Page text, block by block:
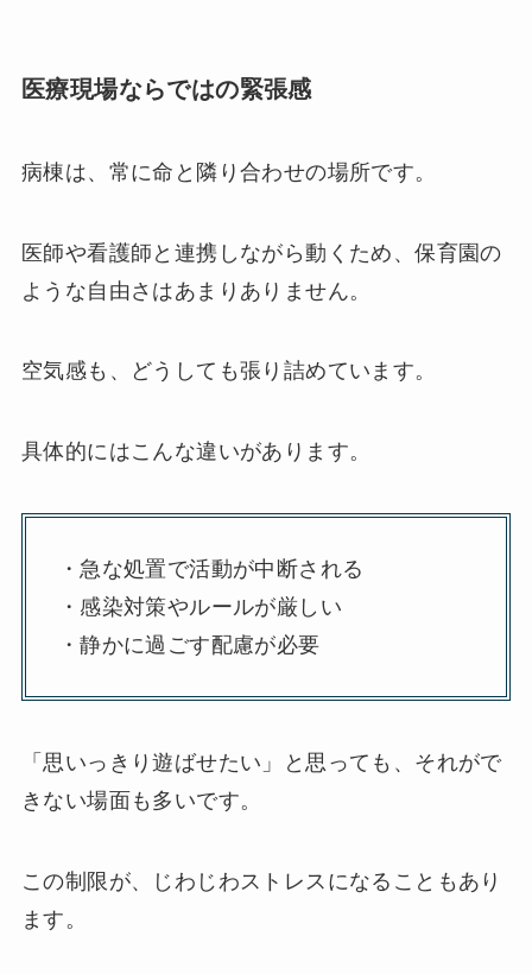
医療現場ならではの緊張感
病棟は、常に命と隣り合わせの場所です。
医師や看護師と連携しながら動くため、保育園の
ような自由さはあまりありません。
空気感も、どうしても張り詰めています。
具体的にはこんな違いがあります。
・急な処置で活動が中断される
・感染対策やルールが厳しい
・静かに過ごす配慮が必要
「思いっきり遊ばせたい」と思っても、それがで
きない場面も多いです。
この制限が、じわじわストレスになることもあり
ます。